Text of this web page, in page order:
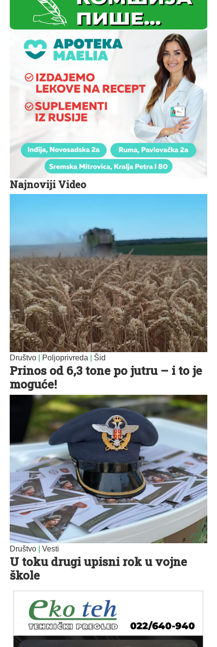
Najnoviji Video
Društvo Poljoprivreda Šid
Prinos od 6,3 tone po jutru – i to je
moguće!
Društvo Vesti
U toku drugi upisni rok u vojne
škole